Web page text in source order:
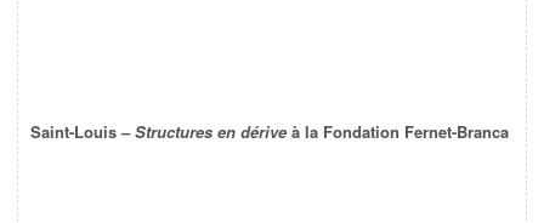
Saint-Louis –Structures en dérive à la Fondation Fernet-Branca